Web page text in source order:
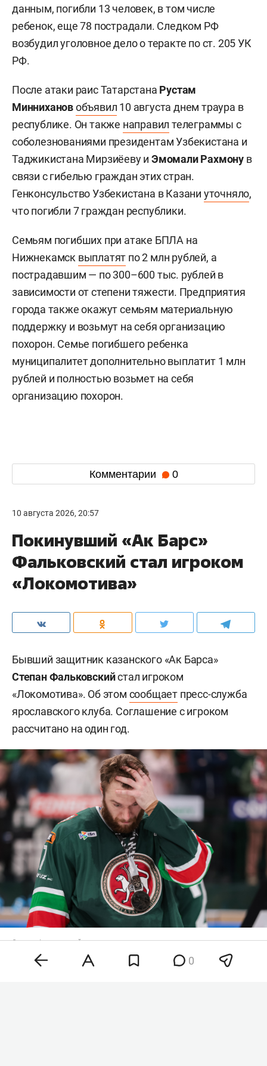
данным, погибли 13 человек, в том числе
ребенок, еще 78 пострадали. Следком РФ
возбудил уголовное дело о теракте по ст. 205 УК
РФ.
После атаки раис Татарстана Рустам
Миннихановобъявил 10 августа днем траура в
республике. Он также направил телеграммы с
соболезнованиями президентам Узбекистана и
Таджикистана Мирзиёеву иЭмомали Рахмону в
связи с гибелью граждан этих стран.
Генконсульство Узбекистана в Казани уточняло,
что погибли 7 граждан республики.
Семьям погибших при атаке БПЛА на
Нижнекамск выплатят по 2 млн рублей, а
пострадавшим — по 300–600 тыс. рублей в
зависимости от степени тяжести. Предприятия
города также окажут семьям материальную
поддержку и возьмут на себя организацию
похорон. Семье погибшего ребенка
муниципалитет дополнительно выплатит 1 млн
рублей и полностью возьмет на себя
организацию похорон.
Комментарии 0
10 августа 2026, 20:57
Покинувший «Ак Барс»
Фальковский стал игроком
«Локомотива»
Бывший защитник казанского «Ак Барса»
Степан Фальковскийстал игроком
«Локомотива». Об этом сообщает пресс-служба
ярославского клуба. Соглашение с игроком
рассчитано на один год.
Степан Фальковский
Фото: «БИЗНЕС Online»
0